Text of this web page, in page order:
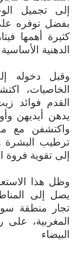
إلى تجميل
بفضل توفره
كثيرة أهمها
الدهنية الأساسية مثل
وقبل دخوله
الخاصيات،
القدم فوائد
يدهن أيديهن
واكتشفن مع
ترطيب البشرة
إلى تقوية
وظل هذا
يصل إلى
تجار منطقة
المغربية، على
البيضاء